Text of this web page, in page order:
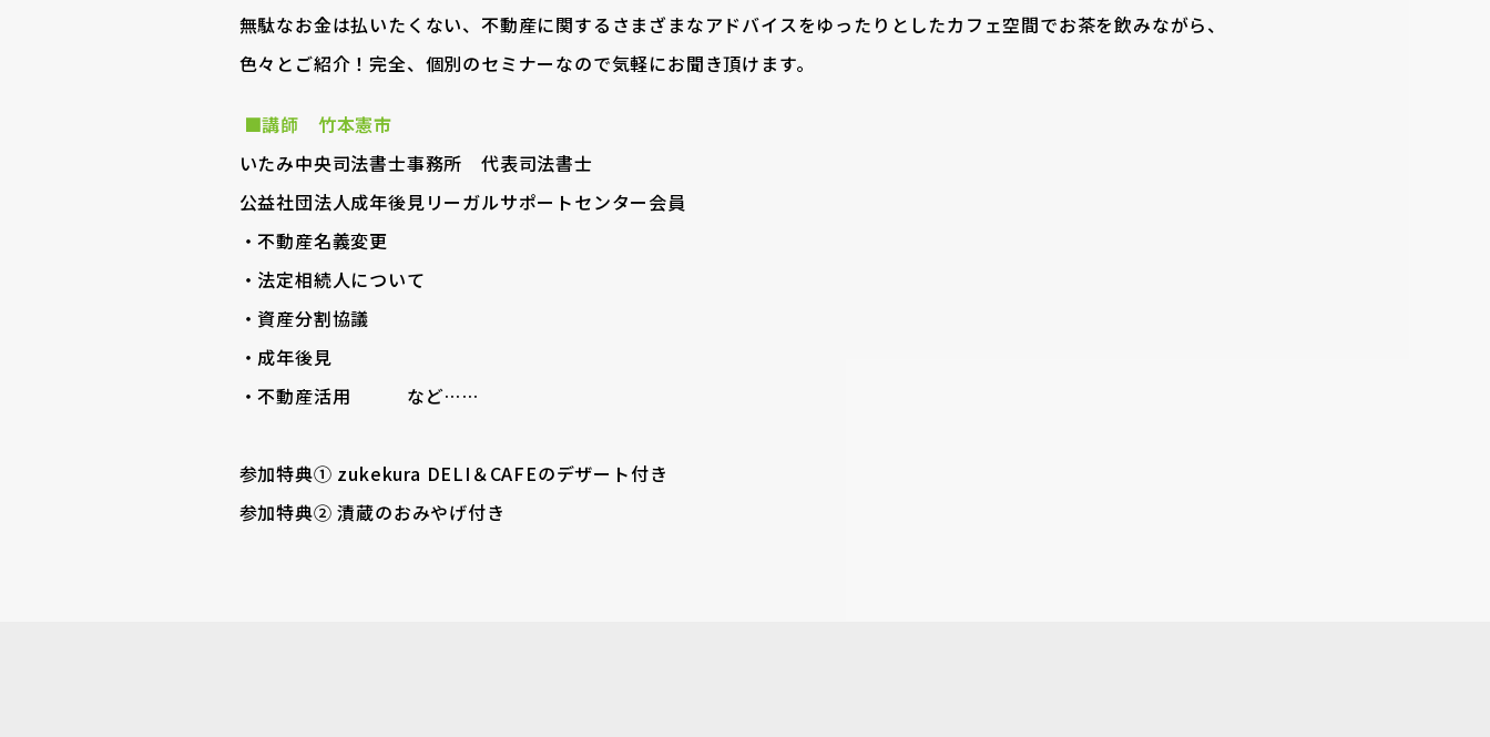
無駄なお金は払いたくない、不動産に関するさまざまなアドバイスをゆったりとしたカフェ空間でお茶を飲みながら、
色々とご紹介！完全、個別のセミナーなので気軽にお聞き頂けます。
■講師 竹本憲市
いたみ中央司法書士事務所 代表司法書士
公益社団法人成年後見リーガルサポートセンター会員
・不動産名義変更
・法定相続人について
・資産分割協議
・成年後見
・不動産活用 など……
参加特典① zukekura DELI＆CAFEのデザート付き
参加特典② 漬蔵のおみやげ付き